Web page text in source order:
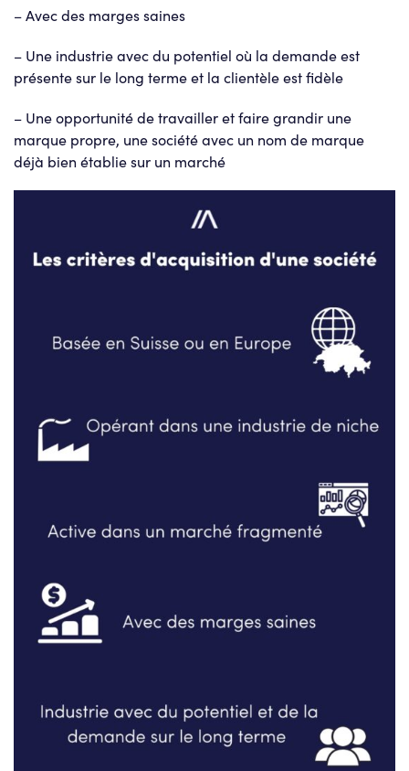
– Avec des marges saines
– Une industrie avec du potentiel où la demande est
présente sur le long terme et la clientèle est fidèle
– Une opportunité de travailler et faire grandir une
marque propre, une société avec un nom de marque
déjà bien établie sur un marché